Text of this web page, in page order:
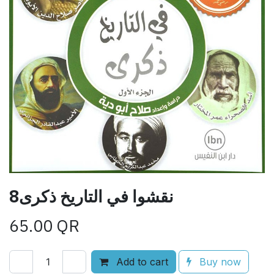
8نقشوا في التاريخ ذكرى
65.00 QR
Add to cart Buy now